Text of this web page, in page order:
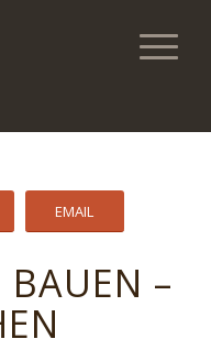
EMAIL
BAUEN –